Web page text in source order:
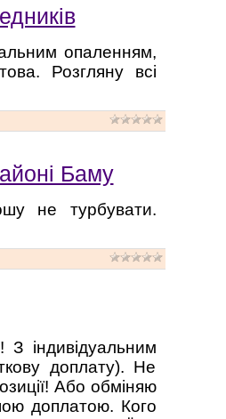
опаленням,
Розгляну всі
Баму
не турбувати.
індивідуальним
доплату). Не
Або обміняю
доплатою. Кого